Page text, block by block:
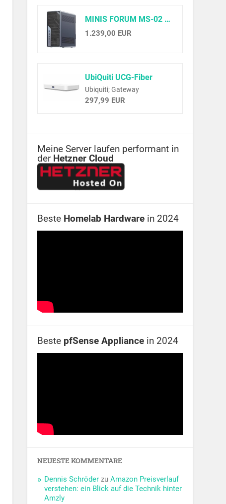
MINIS FORUM MS-02 Ultra Workstation Mini PC, Intel Core Ultra 9 285HX (24C/24T, up to 5.5GHz),PCIe 5.0 x16, 4× DDR5(ECC), 4× M.2, USB4 v2, Dual 25GbE+10GbE+2.5GbE(vPro), Wi-Fi 7,Barebone ohne RAM/SSD
1.239,00 EUR
UbiQuiti UCG-Fiber
Ubiquiti; Gateway
297,99 EUR
Meine Server laufen performant in
der Hetzner Cloud
Beste Homelab Hardware in 2024
Beste pfSense Appliance in 2024
NEUESTE KOMMENTARE
Dennis Schröder zuAmazon Preisverlauf
verstehen: ein Blick auf die Technik hinter
Amzly